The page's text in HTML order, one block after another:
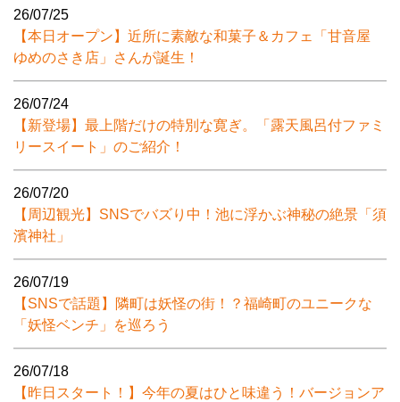
26/07/25
【本日オープン】近所に素敵な和菓子＆カフェ「甘音屋
ゆめのさき店」さんが誕生！
26/07/24
【新登場】最上階だけの特別な寛ぎ。「露天風呂付ファミ
リースイート」のご紹介！
26/07/20
【周辺観光】SNSでバズり中！池に浮かぶ神秘の絶景「須
濱神社」
26/07/19
【SNSで話題】隣町は妖怪の街！？福崎町のユニークな
「妖怪ベンチ」を巡ろう
26/07/18
【昨日スタート！】今年の夏はひと味違う！バージョンア